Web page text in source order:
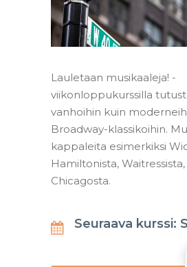
Lauletaan musikaaleja! -
viikonloppukurssilla
vanhoihin kuin
Broadway-klassikoihin.
kappaleita esimerkiksi
Hamiltonista,
Chicagosta.
Seuraava kurssi: